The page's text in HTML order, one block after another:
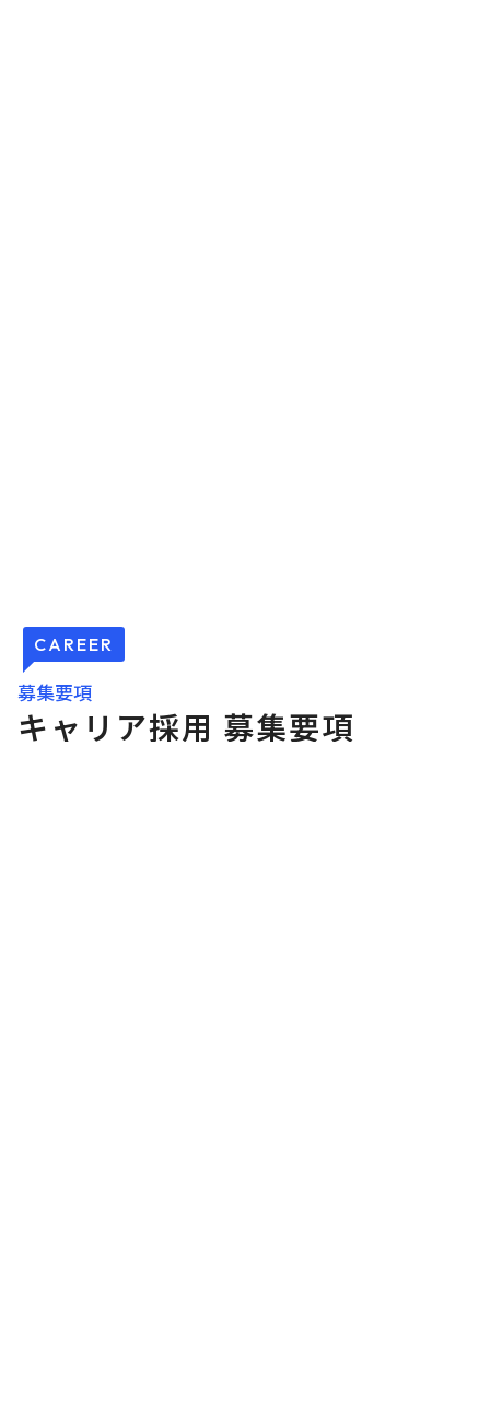
CAREER
募集要項
キ ャ リ ア採用 募集要項